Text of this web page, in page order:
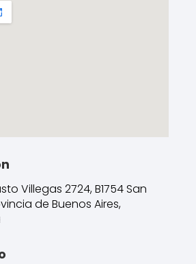
Villegas 2724, B1754 San
de Buenos Aires,